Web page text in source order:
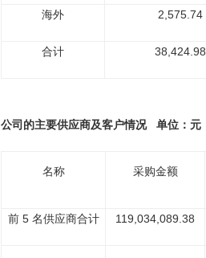
海外 2,575.74
合计 38,424.98
公司的主要供应商及客户情况 单位：元
名称 采购金额
前 5 名供应商合计 119,034,089.38